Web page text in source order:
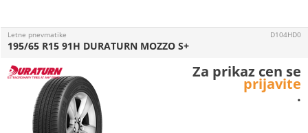
Letne pnevmatike
195/65 R15 91H DURATURN MOZZO S+
D104HD0
Za prikaz cen se
prijavite
.